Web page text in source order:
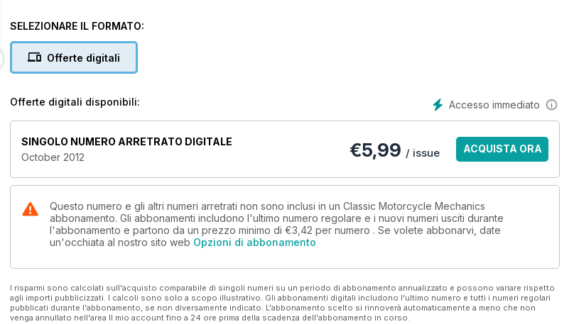
Readers' bikes in this issue: Yamaha XT500 - Suzuki GT550 - Bridgestone BS7 - Spanish Jap collection - Triumph
PLUS:
Without whom - JL exhausts • Knowledge - remove broken exhaust studs • Skills - how to change tyres • Spotter's
SELEZIONARE IL FORMATO:
Offerte digitali
Accesso immediato
Offerte digitali disponibili:
SINGOLO NUMERO ARRETRATO DIGITALE
October 2012
€5,99 / issue ACQUISTA ORA
Questo numero e gli altri numeri arretrati non sono inclusi in un Classic Motorcycle Mechanics
abbonamento. Gli abbonamenti includono l'ultimo numero regolare e i nuovi numeri usciti durante
l'abbonamento e partono da un prezzo minimo di €3,42 per numero . Se volete abbonarvi, date
un'occhiata al nostro sito web Opzioni di abbonamento
I risparmi sono calcolati sull'acquisto comparabile di singoli numeri su un periodo di abbonamento annualizzato e possono variare rispetto
agli importi pubblicizzati. I calcoli sono solo a scopo illustrativo. Gli abbonamenti digitali includono l'ultimo numero e tutti i numeri regolari
pubblicati durante l'abbonamento, se non diversamente indicato. L'abbonamento scelto si rinnoverà automaticamente a meno che non
venga annullato nell'area Il mio account fino a 24 ore prima della scadenza dell'abbonamento in corso.